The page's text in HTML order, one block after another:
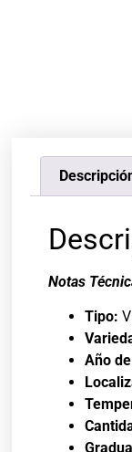
Notas
Tipo:
Año